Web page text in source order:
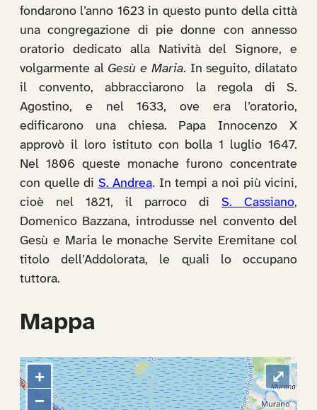
fondarono l’anno 1623 in questo punto della città
una congregazione di pie donne con annesso
oratorio dedicato alla Natività del Signore, e
volgarmente al Gesù e Maria. In seguito, dilatato
il convento, abbracciarono la regola di S.
Agostino, e nel 1633, ove era l’oratorio,
edificarono una chiesa. Papa Innocenzo X
approvò il loro istituto con bolla 1 luglio 1647.
Nel 1806 queste monache furono concentrate
con quelle di S. Andrea. In tempi a noi più vicini,
cioè nel 1821, il parroco di S. Cassiano,
Domenico Bazzana, introdusse nel convento del
Gesù e Maria le monache Servite Eremitane col
titolo dell’Addolorata, le quali lo occupano
tuttora.
Mappa